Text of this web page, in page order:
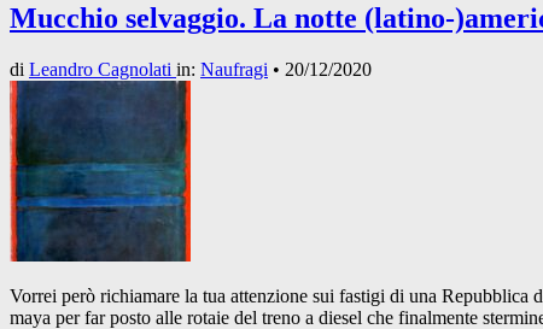
Mucchio selvaggio. La notte (latino-
di Leandro Cagnolati in: Naufragi • 20/12/2020
Vorrei però richiamare la tua attenzione sui fastigi di una Repubblica
maya per far posto alle rotaie del treno a diesel che finalmente